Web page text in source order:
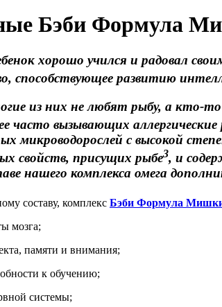
Бэби Формула
хорошо учился и радовал
способствующее развитию
из них не любят рыбу, а кто-
часто вызывающих аллергические
микроводорослей с высокой
свойств, присущих рыбе3, и
нашего комплекса омега
составу, комплекс Бэби Формула
мозга;
памяти и внимания;
к обучению;
системы;